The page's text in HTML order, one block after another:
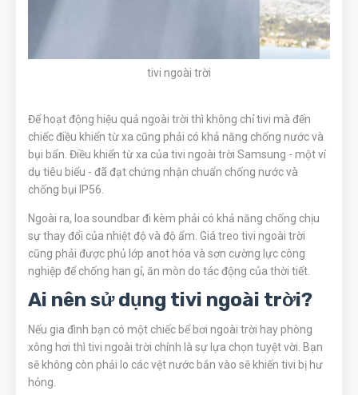
tivi ngoài trời
Để hoạt động hiệu quả ngoài trời thì không chỉ tivi mà đến
chiếc điều khiển từ xa cũng phải có khả năng chống nước và
bụi bẩn. Điều khiển từ xa của tivi ngoài trời Samsung - một ví
dụ tiêu biểu - đã đạt chứng nhận chuẩn chống nước và
chống bụi IP56.
Ngoài ra, loa soundbar đi kèm phải có khả năng chống chịu
sự thay đổi của nhiệt độ và độ ẩm. Giá treo tivi ngoài trời
cũng phải được phủ lớp anot hóa và sơn cường lực công
nghiệp để chống han gỉ, ăn mòn do tác động của thời tiết.
Ai nên sử dụng tivi ngoài trời?
Nếu gia đình bạn có một chiếc bể bơi ngoài trời hay phòng
xông hơi thì tivi ngoài trời chính là sự lựa chọn tuyệt vời. Bạn
sẽ không còn phải lo các vệt nước bắn vào sẽ khiến tivi bị hư
hỏng.